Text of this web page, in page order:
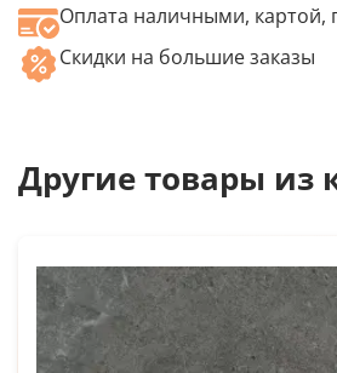
Оплата наличными, картой,
Скидки на большие заказы
Другие товары из